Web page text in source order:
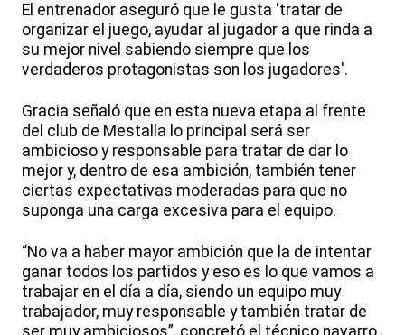
El entrenador aseguró que le gusta 'tratar de
organizar el juego, ayudar al jugador a que rinda a
su mejor nivel sabiendo siempre que los
verdaderos protagonistas son los jugadores'.
Gracia señaló que en esta nueva etapa al frente
del club de Mestalla lo principal será ser
ambicioso y responsable para tratar de dar lo
mejor y, dentro de esa ambición, también tener
ciertas expectativas moderadas para que no
suponga una carga excesiva para el equipo.
“No va a haber mayor ambición que la de intentar
ganar todos los partidos y eso es lo que vamos a
trabajar en el día a día, siendo un equipo muy
trabajador, muy responsable y también tratar de